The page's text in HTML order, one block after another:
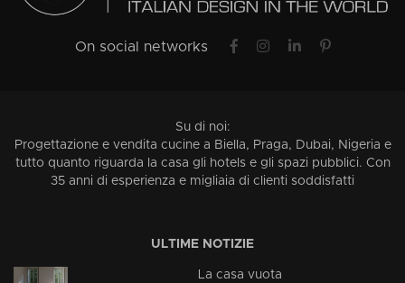
On social networks
Su di noi:
Progettazione e vendita cucine a Biella, Praga, Dubai, Nigeria e
tutto quanto riguarda la casa gli hotels e gli spazi pubblici. Con
35 anni di esperienza e migliaia di clienti soddisfatti
ULTIME NOTIZIE
La casa vuota